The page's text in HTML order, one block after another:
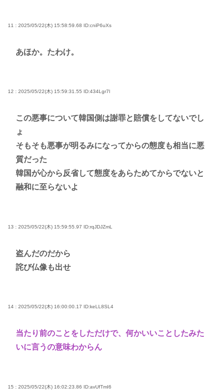
11 : 2025/05/22(木) 15:58:59.68 ID:cniP6uXs
あほか。たわけ。
12 : 2025/05/22(木) 15:59:31.55 ID:434Lgr7l
この悪事について韓国側は謝罪と賠償をしてないでし
ょ
そもそも悪事が明るみになってからの態度も相当に悪
質だった
韓国が心から反省して態度をあらためてからでないと
融和に至らないよ
13 : 2025/05/22(木) 15:59:55.97 ID:rqJDJZmL
盗んだのだから
詫び仏像も出せ
14 : 2025/05/22(木) 16:00:00.17 ID:keLL8SL4
当たり前のことをしただけで、何かいいことしたみた
いに言うの意味わからん
15 : 2025/05/22(木) 16:02:23.86 ID:avUfTmI6